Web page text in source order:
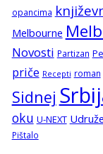
opancima
Melbourne
Novosti Partizan
priče Recepti roman
Sidnej
oku U-NEXT
Pištalo